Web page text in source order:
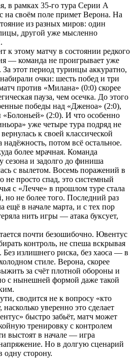
в рамках 35-го тура Серии А
на своём поле примет Верона. На
из разных миров: один
другой уже мысленно
к этому матчу в состоянии редкого
— команда не проигрывает уже
За этот период туринцы аккуратно,
очки: шесть побед и три
против «Милана» (0:0) скорее
пауза, чем осечка. До этого
победы над «Дженоа» (2:0),
«Болоньей» (2:0). И что особенно
уже четыре тура подряд не
к своей классической
потом всё остальное.
более мрачная. Команда
сезона и задолго до финиша
с вылетом. Восемь поражений в
не просто спад, это системный
с «Лечче» в прошлом туре стала
но не более того. Последний раз
ещё в начале марта, и с тех пор
нить игры — атака буксует,
почти безошибочно. Ювентус
контроль, не спеша вскрывая
Без излишнего риска, без хаоса — в
стиле. Верона, скорее
за счёт плотной обороны и
с нынешней формой даже такой
сводится не к вопросу «кто
уверенно это сделает
быстро забьёт, матч может
тренировку с контролем
выстоят в начале — игра
Но в долгую сценарий
одну сторону.